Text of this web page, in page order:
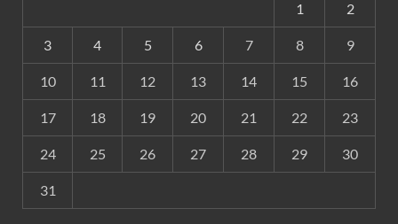
1 2
3 4 5 6 7 8 9
10 11 12 13 14 15 16
17 18 19 20 21 22 23
24 25 26 27 28 29 30
31